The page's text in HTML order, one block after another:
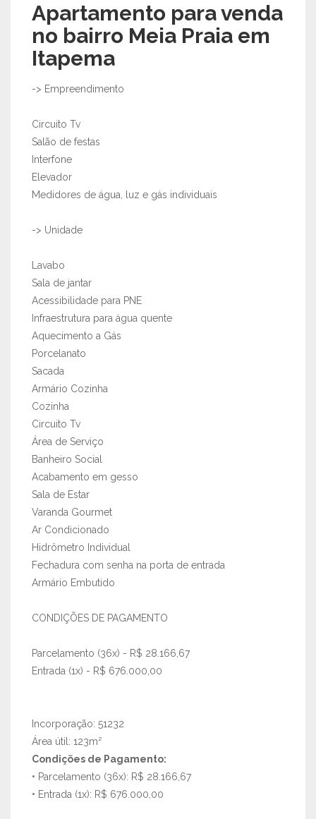
Apartamento para venda
no bairro Meia Praia em
Itapema
-> Empreendimento
Circuito Tv
Salão de festas
Interfone
Elevador
Medidores de água, luz e gás individuais
-> Unidade
Lavabo
Sala de jantar
Acessibilidade para PNE
Infraestrutura para água quente
Aquecimento a Gás
Porcelanato
Sacada
Armário Cozinha
Cozinha
Circuito Tv
Área de Serviço
Banheiro Social
Acabamento em gesso
Sala de Estar
Varanda Gourmet
Ar Condicionado
Hidrômetro Individual
Fechadura com senha na porta de entrada
Armário Embutido
CONDIÇÕES DE PAGAMENTO
Parcelamento (36x) - R$ 28.166,67
Entrada (1x) - R$ 676.000,00
Incorporação: 51232
Área útil: 123m²
Condições de Pagamento:
• Parcelamento (36x): R$ 28.166,67
• Entrada (1x): R$ 676.000,00